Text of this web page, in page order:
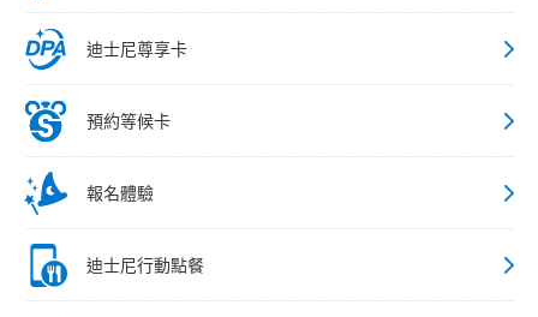
迪士尼尊享卡
預約等候卡
報名體驗
迪士尼行動點餐